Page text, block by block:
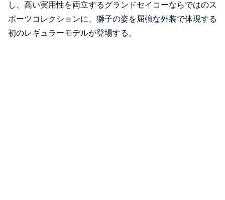
し、高い実用性を両立するグランドセイコーならではのス
ポーツコレクションに、獅子の姿を屈強な外装で体現する
初のレギュラーモデルが登場する。